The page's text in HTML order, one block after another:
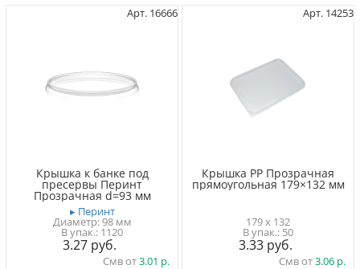
Арт. 16666
Крышка к банке под
пресервы Перинт
Прозрачная d=93 мм
▸ Перинт
Диаметр: 98 мм
1120
3.27
Смв от3.01
Арт. 14253
Крышка PP Прозрачная
прямоугольная 179×132 мм
179 x 132
50
3.33
Смв от3.06